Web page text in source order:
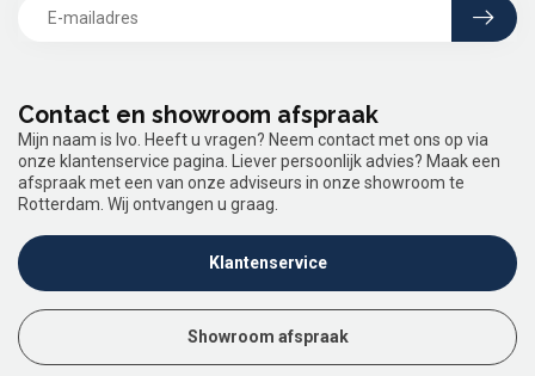
Contact en showroom afspraak
Mijn naam is Ivo. Heeft u vragen? Neem contact met ons op via
onze klantenservice pagina. Liever persoonlijk advies? Maak een
afspraak met een van onze adviseurs in onze showroom te
Rotterdam. Wij ontvangen u graag.
Klantenservice
Showroom afspraak